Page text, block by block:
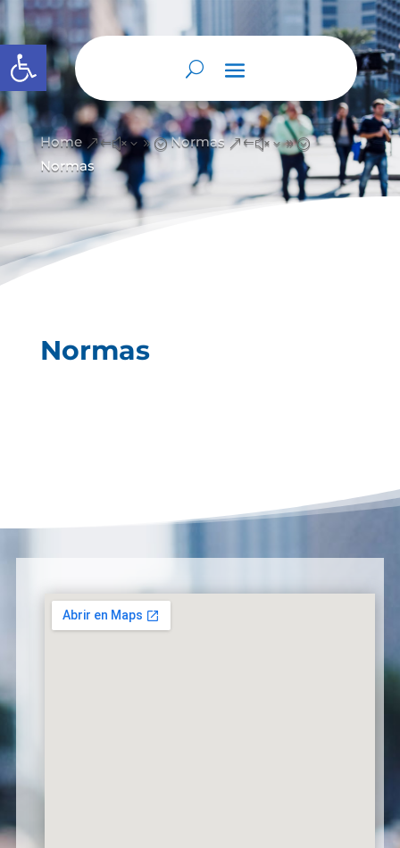
Abrir barra de herramientas
Home &#x39; Normas &#x39;
Normas
Normas